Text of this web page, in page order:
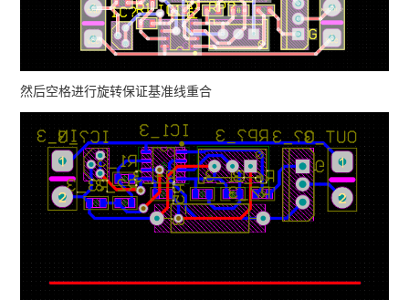
然后空格进行旋转保证基准线重合